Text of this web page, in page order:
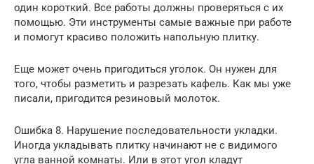
один короткий. Все работы должны проверяться с их
помощью. Эти инструменты самые важные при работе
и помогут красиво положить напольную плитку.
Еще может очень пригодиться уголок. Он нужен для
того, чтобы разметить и разрезать кафель. Как мы уже
писали, пригодится резиновый молоток.
Ошибка 8. Нарушение последовательности укладки.
Иногда укладывать плитку начинают не с видимого
угла ванной комнаты. Или в этот угол кладут